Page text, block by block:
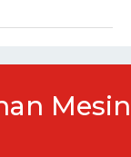
Mesin